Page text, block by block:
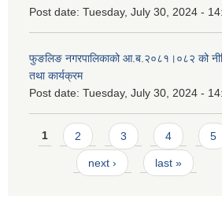
Post date: Tuesday, July 30, 2024 -
फुङलिङ नगरपालिकाको आ.ब.२०८१।०८२ को
तथा कार्यक्रम
Post date: Tuesday, July 30, 2024 -
Pages
1 2 3 4 5
next › last »